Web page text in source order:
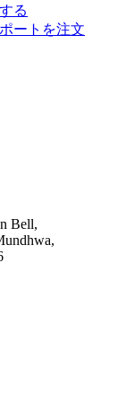
る
ートを注文
Bell,